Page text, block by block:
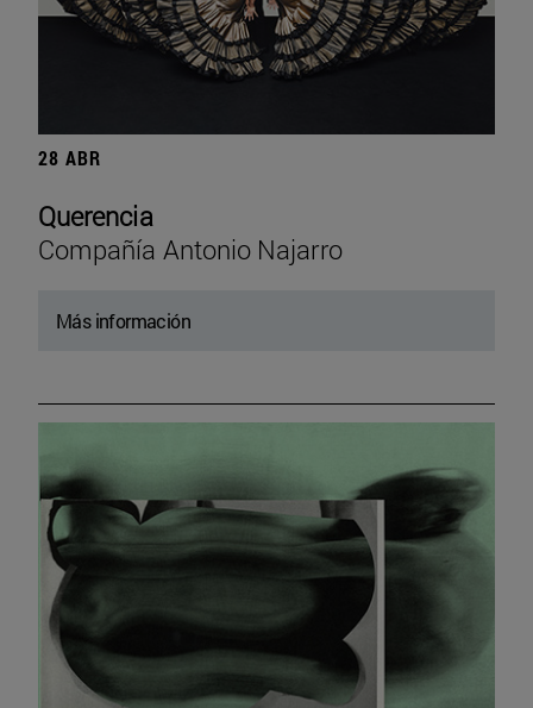
28 ABR
Querencia
Compañía Antonio Najarro
Más información